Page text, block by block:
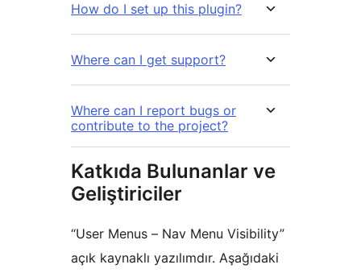
How do I set up this plugin?
Where can I get support?
Where can I report bugs or
contribute to the project?
Katkıda Bulunanlar ve
Geliştiriciler
“User Menus – Nav Menu Visibility”
açık kaynaklı yazılımdır. Aşağıdaki